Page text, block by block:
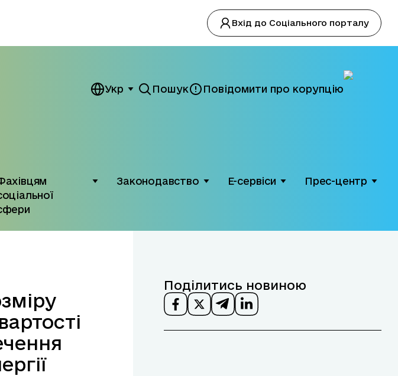
Вхід до Соціального порталу
Укр Пошук Повідомити про корупцію
Законодавство Е-сервіси Прес-центр
Поділитись новиною